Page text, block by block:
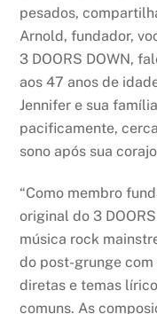
pesados,
Arnold, fundador,
3 DOORS DOWN,
aos 47 anos de
Jennifer e sua
pacificamente,
sono após sua
“Como membro
original do 3
música rock
do post-grunge
diretas e temas
comuns. As